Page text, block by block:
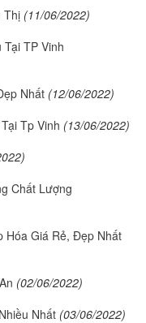
Thị (11/06/2022)
TP Vinh
Nhất (12/06/2022)
Tp Vinh (13/06/2022)
Chất Lượng
Hóa Giá Rẻ, Đẹp Nhất
(02/06/2022)
Nhất (03/06/2022)